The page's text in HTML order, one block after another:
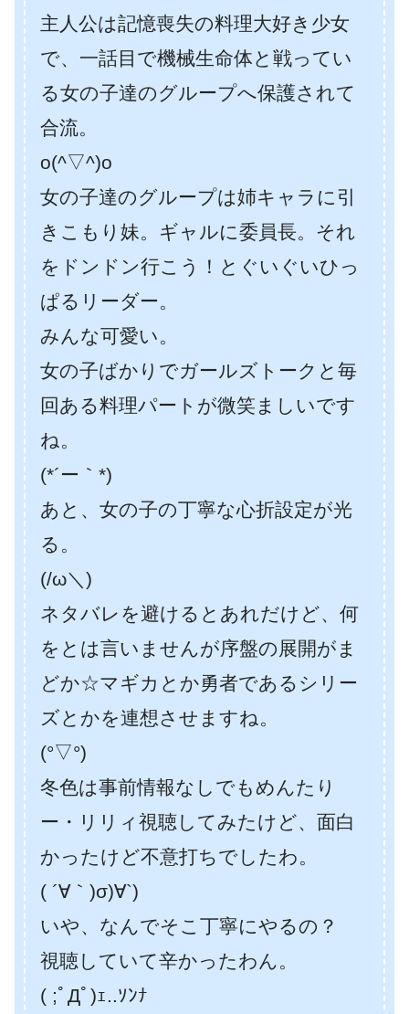
主人公は記憶喪失の料理大好き少女
で、一話目で機械生命体と戦ってい
る女の子達のグループへ保護されて
合流。
o(^▽^)o
女の子達のグループは姉キャラに引
きこもり妹。ギャルに委員長。それ
をドンドン行こう！とぐいぐいひっ
ぱるリーダー。
みんな可愛い。
女の子ばかりでガールズトークと毎
回ある料理パートが微笑ましいです
ね。
(*´ー｀*)
あと、女の子の丁寧な心折設定が光
る。
(/ω＼)
ネタバレを避けるとあれだけど、何
をとは言いませんが序盤の展開がま
どか☆マギカとか勇者であるシリー
ズとかを連想させますね。
(°▽°)
冬色は事前情報なしでもめんたり
ー・リリィ視聴してみたけど、面白
かったけど不意打ちでしたわ。
( ´∀｀)σ)∀`)
いや、なんでそこ丁寧にやるの？
視聴していて辛かったわん。
( ;ﾟДﾟ)ｪ..ｿﾝﾅ